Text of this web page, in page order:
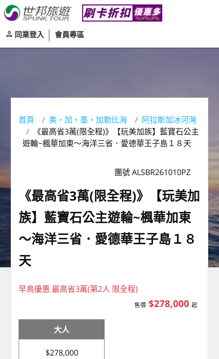
同業登入 會員專區
首頁 美‧加‧墨‧加勒比海
阿拉斯加冰河灣
《最高省3萬(限全程)》【玩美加族】藍寶石公主
遊輪~楓華加東～海洋三省．愛德華王子島１８天
團號 ALSBR261010PZ
《最高省3萬(限全程)》【玩美加
族】藍寶石公主遊輪~楓華加東
～海洋三省．愛德華王子島１８
天
早鳥優惠 最高省3萬(第2人 限全程)
售價 $278,000 起
大人
$278,000